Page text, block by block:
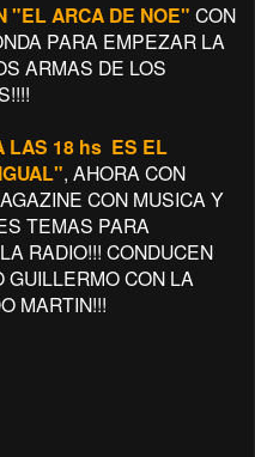
"EL ARCA DE NOE" CON
PARA EMPEZAR LA
ARMAS DE LOS
LAS 18 hs ES EL
, AHORA CON
CON MUSICA Y
TEMAS PARA
RADIO!!! CONDUCEN
CON LA
MARTIN!!!